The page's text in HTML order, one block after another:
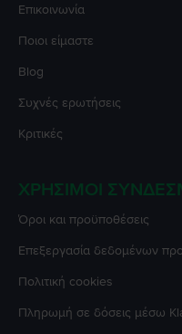
Επικοινωνία
Ποιοι είμαστε
Blog
Συχνές ερωτήσεις
Κριτικές
ΧΡΉΣΙΜΟΙ
Όροι και προϋποθέσεις
Επεξεργασία δεδομένων
Πολιτική cookies
Πληρωμή σε δόσεις μέσω